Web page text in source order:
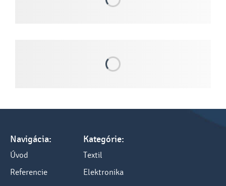
Navigácia:
Úvod
Referencie
Kategórie:
Textil
Elektronika